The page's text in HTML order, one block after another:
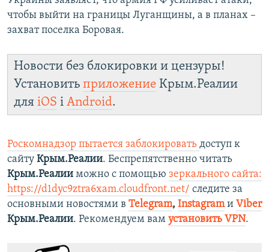
чтобы выйти на границы Луганщины, а в планах –
захват поселка Боровая.
Новости без блокировки и цензуры!
Установить приложение Крым.Реалии
для iOS і Android.
Роскомнадзор пытается заблокировать доступ к
сайту Крым.Реалии. Беспрепятственно читать
Крым.Реалии можно с помощью зеркального сайта:
https://d1dyc9ztra6xam.cloudfront.net/ следите за
основными новостями в Telegram, Instagramи Viber
Крым.Реалии. Рекомендуем вам установить VPN.